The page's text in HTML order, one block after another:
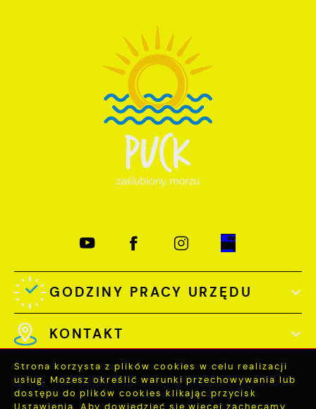
GODZINY PRACY URZĘDU
KONTAKT
Strona korzysta z plików cookies w celu realizacji
usług. Możesz określić warunki przechowywania lub
dostępu do plików cookies klikając przycisk
Ustawienia. Aby dowiedzieć się więcej zachęcamy